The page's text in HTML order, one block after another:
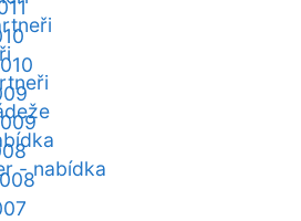
- nabídka